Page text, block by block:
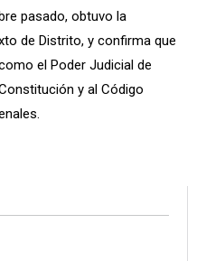
pasado, obtuvo la
de Distrito, y confirma que
el Poder Judicial de
y al Código